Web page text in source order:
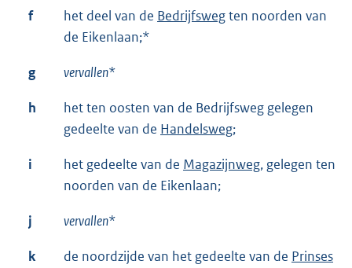
f het deel van de Bedrijfswegten noorden van
de Eikenlaan;*
g vervallen*
h
het ten oosten van de Bedrijfsweg gelegen
gedeelte van de Handelsweg;
i het gedeelte van de Magazijnweg, gelegen ten
noorden van de Eikenlaan;
j vervallen*
k de noordzijde van het gedeelte van de Prinses